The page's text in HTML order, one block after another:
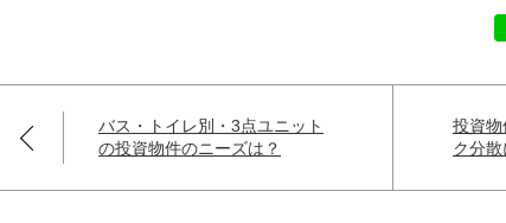
バス・トイレ別・3点ユニット
の投資物件のニーズは？
投資物
ク分散